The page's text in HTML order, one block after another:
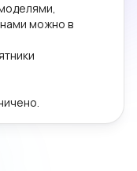
можно в